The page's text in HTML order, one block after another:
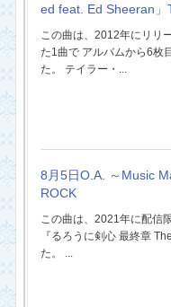
ed feat. Ed Sheeran」
この曲は、2012年にリリ
た1曲で アルバムから6枚
た。 テイラー・...
8月5日O.A. ～Music
ROCK
この曲は、2021年に配信
『るろうに剣心 最終章
た。 ...